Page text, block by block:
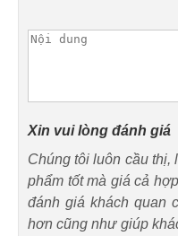
Xin vui lòng đánh giá
Chúng tôi luôn cầu thị,
phẩm tốt mà giá cả
đánh giá khách quan
hơn cũng như giúp